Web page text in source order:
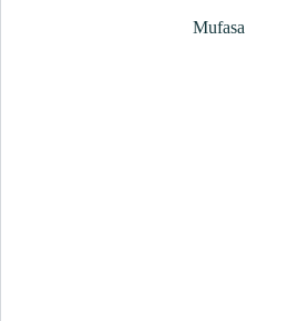
Mufasa